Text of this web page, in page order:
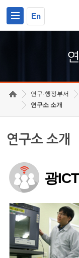
En
연구·행정부서
연구소 소개
연구소 소개
광